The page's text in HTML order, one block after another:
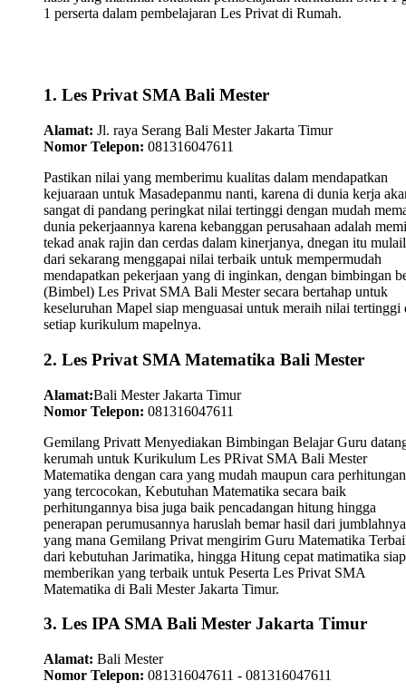
1 perserta dalam pembelajaran Les Privat di Rumah.
1. Les Privat SMA Bali Mester
Alamat: Jl. raya Serang Bali Mester Jakarta Timur
Nomor Telepon: 081316047611
Pastikan nilai yang memberimu kualitas dalam mendapatkan
kejuaraan untuk Masadepanmu nanti, karena di dunia kerja
sangat di pandang peringkat nilai tertinggi dengan mudah
dunia pekerjaannya karena kebanggan perusahaan adalah
tekad anak rajin dan cerdas dalam kinerjanya, dnegan itu
dari sekarang menggapai nilai terbaik untuk mempermudah
mendapatkan pekerjaan yang di inginkan, dengan bimbingan
(Bimbel) Les Privat SMA Bali Mester secara bertahap untuk
keseluruhan Mapel siap menguasai untuk meraih nilai tertinggi
setiap kurikulum mapelnya.
2. Les Privat SMA Matematika Bali Mester
Alamat:Bali Mester Jakarta Timur
Nomor Telepon: 081316047611
Gemilang Privatt Menyediakan Bimbingan Belajar Guru
kerumah untuk Kurikulum Les PRivat SMA Bali Mester
Matematika dengan cara yang mudah maupun cara perhitungan
yang tercocokan, Kebutuhan Matematika secara baik
perhitungannya bisa juga baik pencadangan hitung hingga
penerapan perumusannya haruslah bemar hasil dari
yang mana Gemilang Privat mengirim Guru Matematika
dari kebutuhan Jarimatika, hingga Hitung cepat matimatika siap
memberikan yang terbaik untuk Peserta Les Privat SMA
Matematika di Bali Mester Jakarta Timur.
3. Les IPA SMA Bali Mester Jakarta Timur
Alamat: Bali Mester
Nomor Telepon: 081316047611 - 081316047611